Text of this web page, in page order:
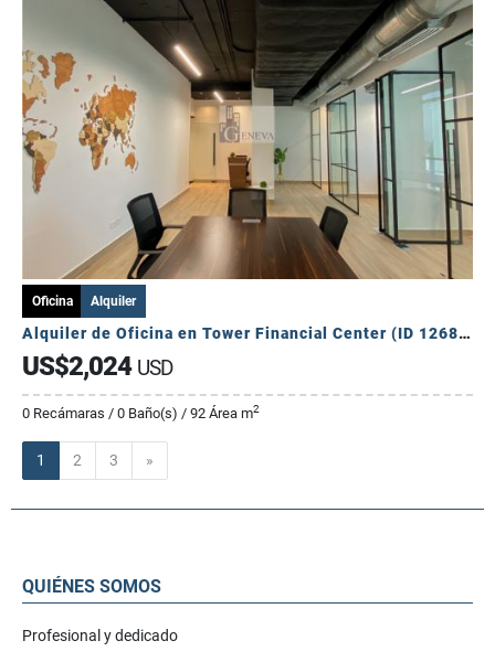
Oficina Alquiler
Alquiler de Oficina en Tower Financial Center (ID 12682)
US$2,024 USD
0 Recámaras / 0 Baño(s) / 92 Área m2
1 2 3 »
QUIÉNES SOMOS
Profesional y dedicado